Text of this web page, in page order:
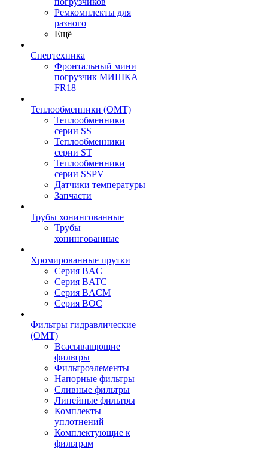
Ремкомплекты для
разного
Ещё
Спецтехника
Фронтальный мини
погрузчик МИШКА
FR18
Теплообменники (OMT)
Теплообменники
серии SS
Теплообменники
серии ST
Теплообменники
серии SSPV
Датчики температуры
Запчасти
Трубы хонингованные
Трубы
хонингованные
Хромированные прутки
Серия BAC
Серия BATC
Серия BACM
Серия BOC
Фильтры гидравлические
(OMT)
Всасыващющие
фильтры
Фильтроэлементы
Напорные фильтры
Сливные фильтры
Линейные фильтры
Комплекты
уплотнений
Комплектующие к
фильтрам